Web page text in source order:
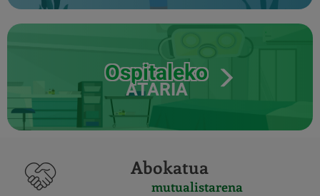
Ospitaleko
ATARIA
Abokatua
mutualistarena